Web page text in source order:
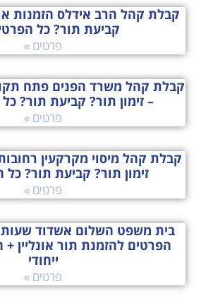
קביעת תור? כל
פרטים »
– זימון תור? קביעת תור?
פרטים »
זימון תור? קביעת תור?
פרטים »
הפרטים להזמנת תור אונליין
ייחודי
פרטים »